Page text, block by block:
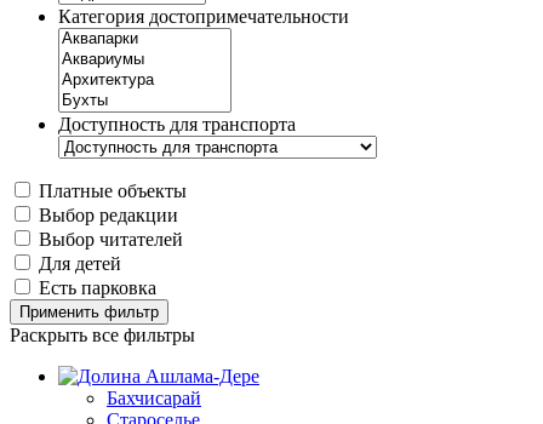
Категория достопримечательности
Доступность для транспорта
Платные объекты
Выбор редакции
Выбор читателей
Для детей
Есть парковка
Применить фильтр
Раскрыть все фильтры
Бахчисарай
Староселье